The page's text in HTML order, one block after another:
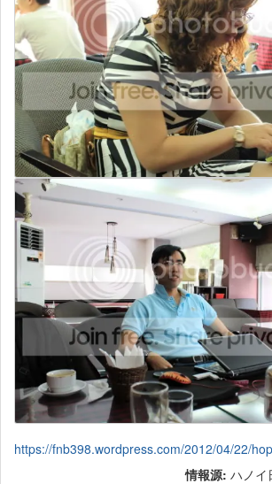
https://fnb398.wordpress.com/2012/04/22/
情報源: ハノイ